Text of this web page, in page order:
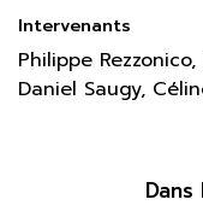
Intervenants
Philippe
Daniel Saugy,